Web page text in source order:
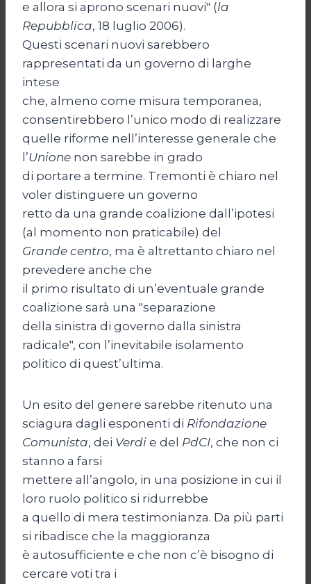
e allora si aprono scenari nuovi" (la
Repubblica, 18 luglio 2006).
Questi scenari nuovi sarebbero
rappresentati da un governo di larghe
intese
che, almeno come misura temporanea,
consentirebbero l’unico modo di realizzare
quelle riforme nell’interesse generale che
l’Unione non sarebbe in grado
di portare a termine. Tremonti è chiaro nel
voler distinguere un governo
retto da una grande coalizione dall’ipotesi
(al momento non praticabile) del
Grande centro, ma è altrettanto chiaro nel
prevedere anche che
il primo risultato di un’eventuale grande
coalizione sarà una "separazione
della sinistra di governo dalla sinistra
radicale", con l’inevitabile isolamento
politico di quest’ultima.
Un esito del genere sarebbe ritenuto una
sciagura dagli esponenti di Rifondazione
Comunista, dei Verdi e del PdCI, che non ci
stanno a farsi
mettere all’angolo, in una posizione in cui il
loro ruolo politico si ridurrebbe
a quello di mera testimonianza. Da più parti
si ribadisce che la maggioranza
è autosufficiente e che non c’è bisogno di
cercare voti tra i